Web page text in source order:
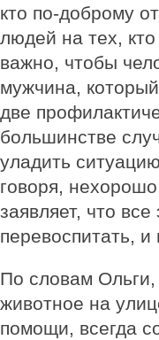
кто по-доброму
людей на тех,
важно, чтобы
мужчина,
две
большинстве
уладить
говоря,
заявляет, что
перевоспитать,
По словам
животное на
помощи, всегда